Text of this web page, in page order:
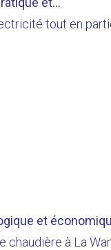
tout en
et
à La